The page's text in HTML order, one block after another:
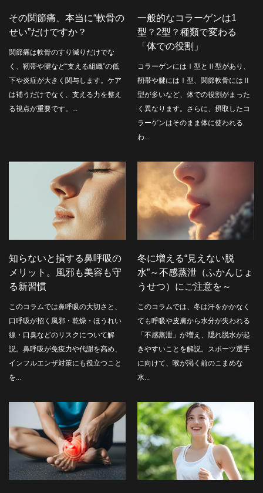
その関節痛、本当に“軟骨の
せい”だけですか？
関節痛は軟骨のすり減りだけでな
く、靭帯や腱など“支える組織”の低
下や炎症が大きく関与します。ケア
は補うだけでなく、支える力を整え
る視点が重要です。...
一般的なコラーゲンは1
型？2型？種類で変わる
「体での役割」
コラーゲンにはⅠ型とⅡ型があり、
靭帯や腱にはⅠ型、関節軟骨にはⅡ
型が多いなど、体での役割がまった
く異なります。さらに、摂取したコ
ラーゲンはそのまま体に使われる
わ...
知らないと損する鼻呼吸の
メリット。風邪も美容も守
る新習慣
このコラムでは鼻呼吸の大切さと、
口呼吸が招く風邪・乾燥・ほうれい
線・口臭などのリスクについて解
説。鼻呼吸が免疫力や代謝を高め、
インフルエンザ対策にも役立つこと
を...
冬に増える“見えない脱
水”～不感蒸泄（ふかんじょ
うせつ）にご注意を～
このコラムでは、冬は汗をかかなく
ても呼吸や皮膚から水分が失われる
「不感蒸泄」が増え、隠れ脱水が起
きやすいことを解説。スポーツ選手
に向けて、喉が渇く前のこまめな
水...